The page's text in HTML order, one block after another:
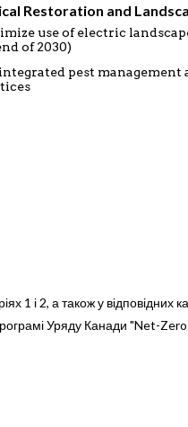
Restoration and
use of electric
of 2030)
pest management
1 і 2, а також у відповідних
Уряду Канади "Net-